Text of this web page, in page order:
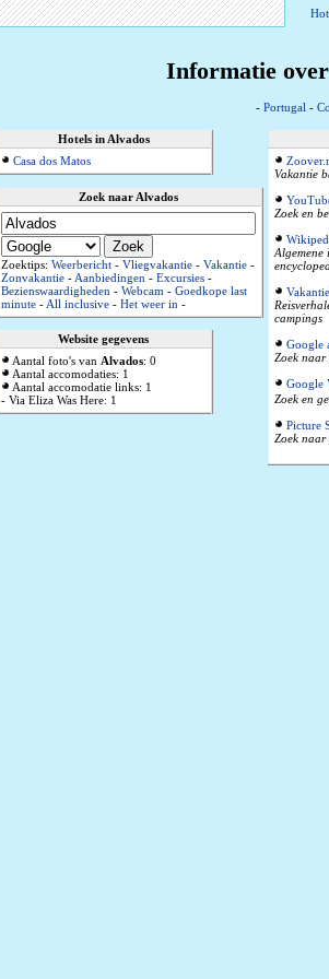
Informatie
- Portugal -
Hotels in Alvados
Casa dos Matos
Zoek naar Alvados
Zoektips: Weerbericht - Vliegvakantie - Vakantie -
Zonvakantie -Aanbiedingen - Excursies -
Bezienswaardigheden - Webcam - Goedkope last
minute -All inclusive - Het weer in -
Website gegevens
Aantal foto's van Alvados: 0
Aantal accomodaties: 1
Aantal accomodatie links: 1
- Via Eliza Was Here: 1
Vakantie
Zoek en
campings
Google
Zoek naar
Google
Zoek en
Picture
Zoek naar